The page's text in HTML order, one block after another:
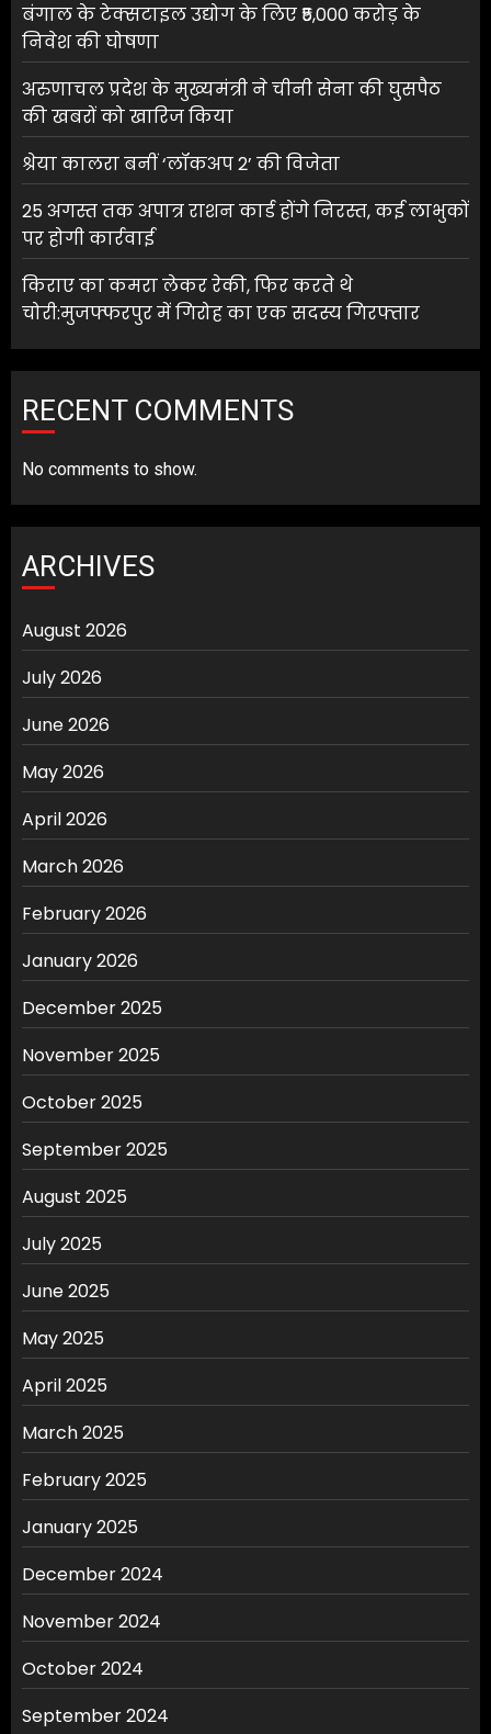
बंगाल के टेक्सटाइल उद्योग के लिए ₹5,000 करोड़ के
निवेश की घोषणा
अरुणाचल प्रदेश के मुख्यमंत्री ने चीनी सेना की घुसपैठ
की खबरों को खारिज किया
श्रेया कालरा बनीं ‘लॉकअप 2’ की विजेता
25 अगस्त तक अपात्र राशन कार्ड होंगे निरस्त, कई लाभुकों
पर होगी कार्रवाई
किराए का कमरा लेकर रेकी, फिर करते थे
चोरी:मुजफ्फरपुर में गिरोह का एक सदस्य गिरफ्तार
RECENT COMMENTS
No comments to show.
ARCHIVES
August 2026
July 2026
June 2026
May 2026
April 2026
March 2026
February 2026
January 2026
December 2025
November 2025
October 2025
September 2025
August 2025
July 2025
June 2025
May 2025
April 2025
March 2025
February 2025
January 2025
December 2024
November 2024
October 2024
September 2024